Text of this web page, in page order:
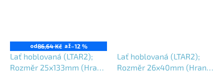
od86,64 Kč až–12 %
Lať hoblovaná (LTAR2);
Rozměr 25x133mm (Hrana
Lať hoblovaná (LTAR2);
Rozměr 26x40mm (Hrana